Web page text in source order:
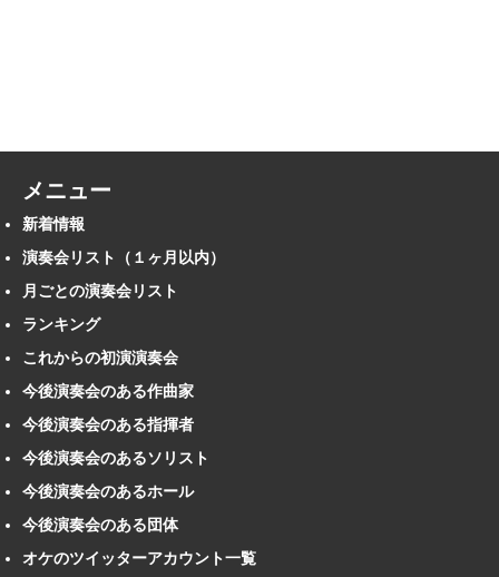
メニュー
新着情報
演奏会リスト（１ヶ月以内）
月ごとの演奏会リスト
ランキング
これからの初演演奏会
今後演奏会のある作曲家
今後演奏会のある指揮者
今後演奏会のあるソリスト
今後演奏会のあるホール
今後演奏会のある団体
オケのツイッターアカウント一覧